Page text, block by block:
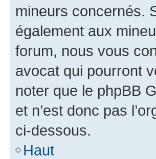
mineurs concernés.
également aux
forum, nous vous
avocat qui pourront
noter que le phpBB
et n’est donc pas
ci-dessous.
Haut